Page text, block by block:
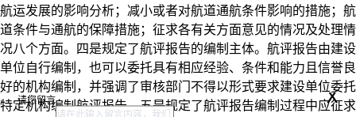
航运发展的影响分析；减小或者对航道通航条件影响的措施；航
道条件与通航的保障措施；征求各有关方面意见的情况及处理情
况八个方面。四是规定了航评报告的编制主体。航评报告由建设
单位自行编制，也可以委托具有相应经验、条件和能力且信誉良
好的机构编制，并强调了审核部门不得以形式要求建设单位委托
特定机构编制航评报告。五是规定了航评报告编制过程中应征求
请您留言 x